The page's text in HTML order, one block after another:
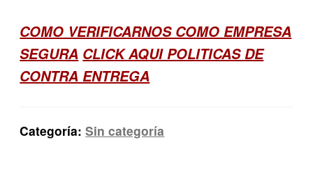
COMO VERIFICARNOS COMO EMPRESA
SEGURA CLICK AQUI POLITICAS DE
CONTRA ENTREGA
Categoría:Sin categoría